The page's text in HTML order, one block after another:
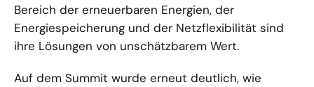
Bereich der erneuerbaren Energien, der
Energiespeicherung und der Netzflexibilität sind
ihre Lösungen von unschätzbarem Wert.
Auf dem Summit wurde erneut deutlich, wie